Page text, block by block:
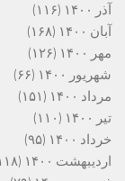
آذر ۱۴۰۰
(۱۱۶)
آبان ۱۴۰۰
(۱۶۸)
مهر ۱۴۰۰
(۱۲۶)
شهریور ۱۴۰۰
(۶۶)
مرداد ۱۴۰۰
(۱۵۱)
تیر ۱۴۰۰
(۱۱۰)
خرداد ۱۴۰۰
(۹۵)
اردیبهشت ۱۴۰۰
(۱۱۸)